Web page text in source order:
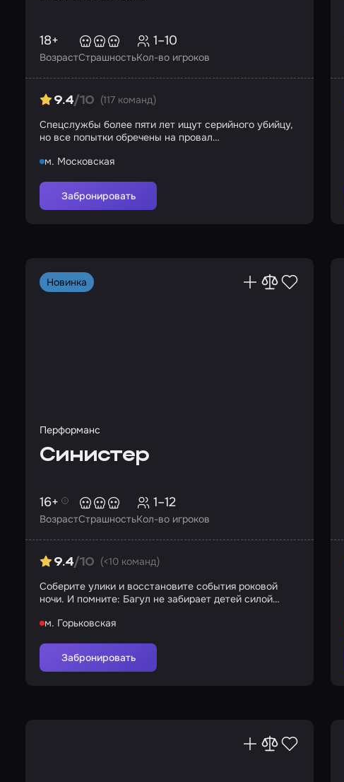
Возраст
18+
СтрашностьКол-во игроков
1–10
9.4/10 (117 команд)
Спецслужбы более пяти лет ищут серийного убийцу,
но все попытки обречены на провал…
м. Московская
Забронировать
Новинка
Перформанс
Синистер
Возраст
16+
СтрашностьКол-во игроков
1–12
9.4/10 (<10 команд)
Соберите улики и восстановите события роковой
ночи. И помните: Багул не забирает детей силой…
м. Горьковская
Забронировать